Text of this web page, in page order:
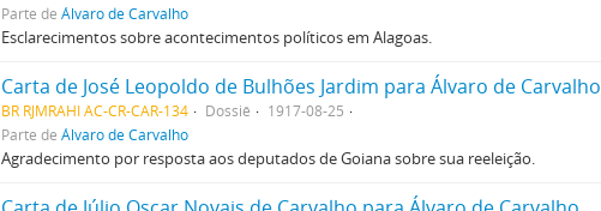
Parte de Álvaro de Carvalho
Esclarecimentos sobre acontecimentos políticos em Alagoas.
Carta de José Leopoldo de Bulhões Jardim para Álvaro de Carvalho
BR RJMRAHI AC-CR-CAR-134 Dossiê
1917-08-25
Parte de Álvaro de Carvalho
Agradecimento por resposta aos deputados de Goiana sobre sua reeleição.